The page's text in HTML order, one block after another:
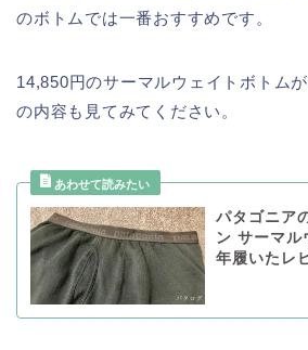
のボトムでは一番おすすめです。
14,850円のサーマルウェイトボトム
の内容も見てみてください。
パタゴニア
ン サーマル
年履いたレ